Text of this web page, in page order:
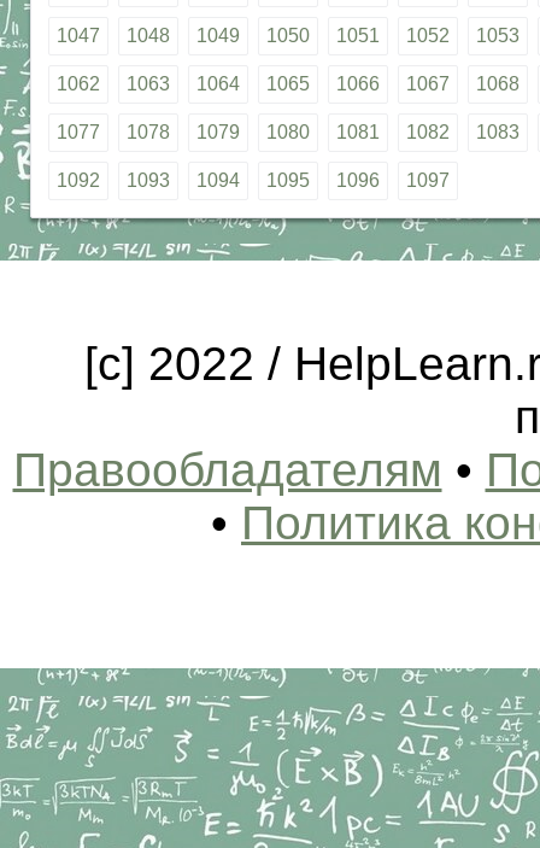
1047 1048 1049 1050 1051 1052 1053
1062 1063 1064 1065 1066 1067 1068
1077 1078 1079 1080 1081 1082 1083
1092 1093 1094 1095 1096 1097
[c] 2022 /
Правообладателям •
• Политика